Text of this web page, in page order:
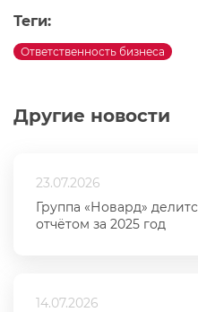
Другие новости
23.07.2026
Группа «Новард»
отчётом за 2025 год
14.07.2026
Теги:
Ответственность бизнеса